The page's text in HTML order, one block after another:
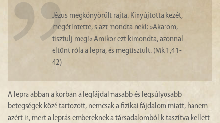
Jézus megkönyörült rajta. Kinyújtotta kezét,
megérintette, s azt mondta neki: »Akarom,
tisztulj meg!« Amikor ezt kimondta, azonnal
eltűnt róla a lepra, és megtisztult. (Mk 1,41-
42)
A lepra abban a korban a legfájdalmasabb és legsúlyosabb
betegségek közé tartozott, nemcsak a fizikai fájdalom miatt, hanem
azért is, mert a leprás embereknek a társadalomból kitaszítva kellett